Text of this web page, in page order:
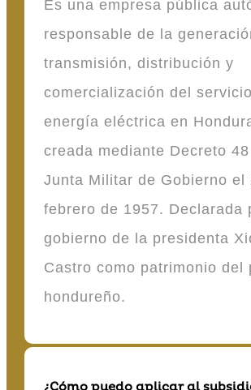
Es una empresa pública
responsable de la
transmisión, distribución y
comercialización del
energía eléctrica en
creada mediante Decreto
Junta Militar de Gobierno el
febrero de 1957. Declarada
gobierno de la presidenta
Castro como patrimonio del
hondureño.